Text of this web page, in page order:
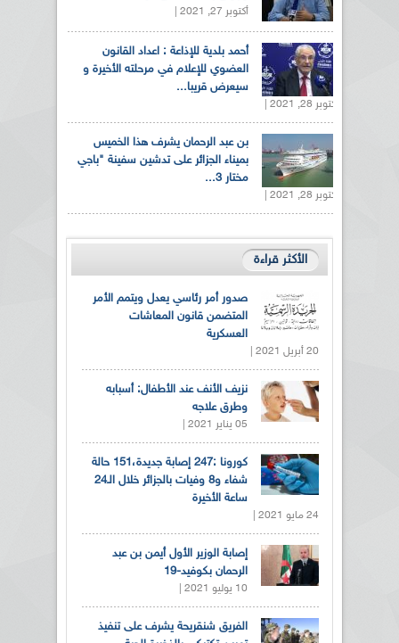
أكتوبر 27, 2021 |
أحمد بلدية للإذاعة : اعداد القانون
العضوي للإعلام في مرحلته الأخيرة و
سيعرض قريبا...
أكتوبر 28, 2021 |
بن عبد الرحمان يشرف هذا الخميس
بميناء الجزائر على تدشين سفينة "باجي
مختار 3...
أكتوبر 28, 2021 |
الأكثر قراءة
صدور أمر رئاسي يعدل ويتمم الأمر
المتضمن قانون المعاشات
العسكرية
20 أبريل 2021 |
نزيف الأنف عند الأطفال: أسبابه
وطرق علاجه
05 يناير 2021 |
كورونا :247 إصابة جديدة،151 حالة
شفاء و8 وفيات بالجزائر خلال الـ24
ساعة الأخيرة
24 مايو 2021 |
إصابة الوزير الأول أيمن بن عبد
الرحمان بكوفيد-19
10 يوليو 2021 |
الفريق شنقريحة يشرف على تنفيذ